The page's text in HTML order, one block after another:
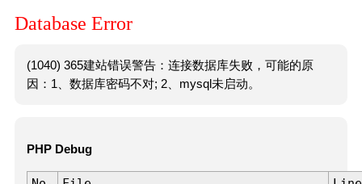
Database Error
(1040) 365建站错误警告：连接数据库失败，可能的原
因：1、数据库密码不对; 2、mysql未启动。
PHP Debug